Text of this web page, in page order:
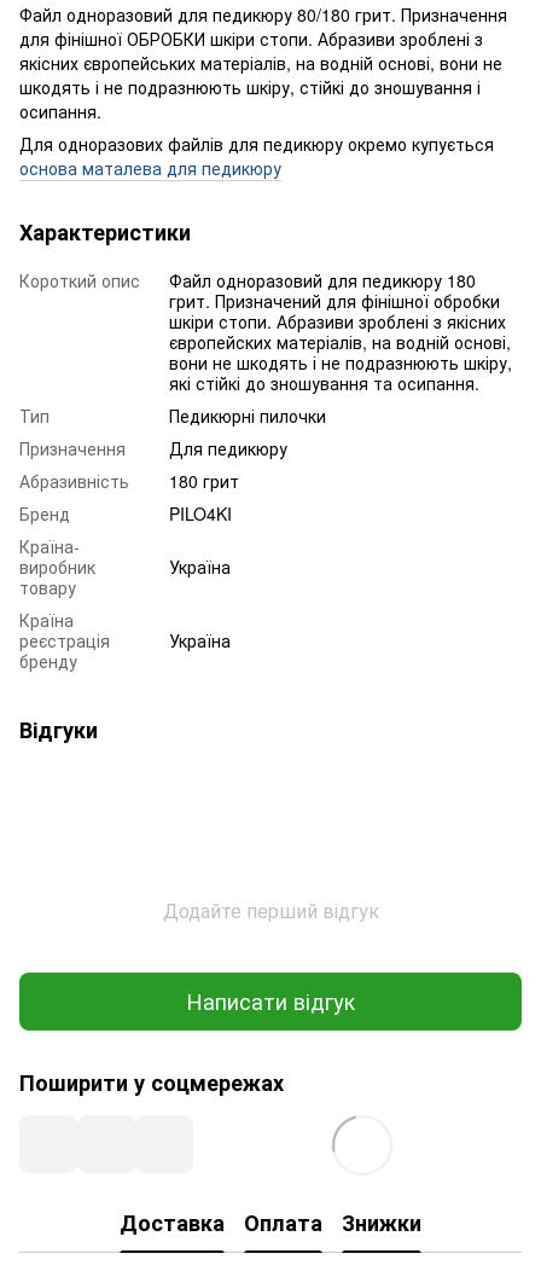
Файл одноразовий для педикюру 80/180 грит. Призначення
для фінішної ОБРОБКИ шкіри стопи. Абразиви зроблені з
якісних європейських матеріалів, на водній основі, вони не
шкодять і не подразнюють шкіру, стійкі до зношування і
осипання.
Для одноразових файлів для педикюру окремо купується
основа маталева для педикюру
Характеристики
Короткий опис
Файл одноразовий для педикюру 180
грит. Призначений для фінішної обробки
шкіри стопи. Абразиви зроблені з якісних
європейских матеріалів, на водній основі,
вони не шкодять і не подразнюють шкіру,
які стійкі до зношування та осипання.
Тип
Педикюрні пилочки
Призначення
Для педикюру
Абразивність
180 грит
Бренд
PILO4KI
Країна-
виробник
товару
Україна
Країна
реєстрація
бренду
Україна
Відгуки
Додайте перший відгук
Написати відгук
Поширити у соцмережах
Доставка Оплата Знижки